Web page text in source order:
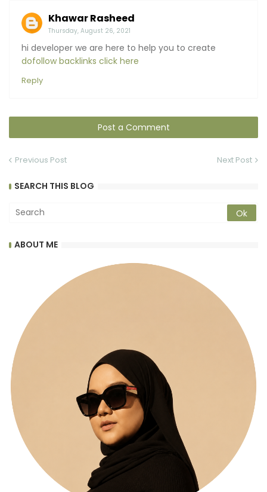
Khawar Rasheed
Thursday, August 26, 2021
hi developer we are here to help you to create
dofollow backlinks click here
Reply
Post a Comment
Previous Post Next Post
SEARCH THIS BLOG
ABOUT ME